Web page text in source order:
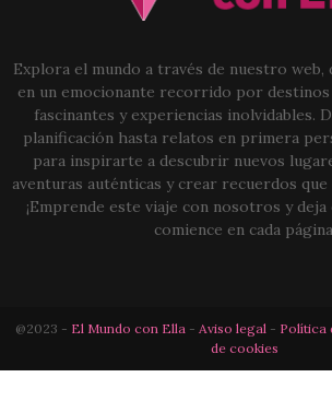
Explora el mundo a través de nuestro web,
en un emocionante recorrido por
fascinantes y experiencias inolvidables.
planificación hasta relatos en primera
para inspirarte a descubrir nuevos
aventuras auténticas y crear recuerdos que
¡Emprende este viaje con nosotros y
comience en cada
@2023 - El Mundo con Ella - Aviso legal - Política
de cookies